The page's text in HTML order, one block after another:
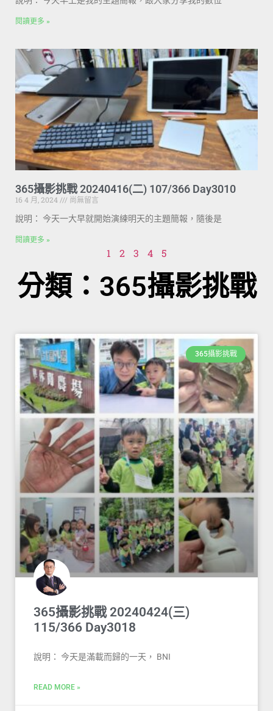
閱讀更多 »
365攝影挑戰 20240416(二) 107/366 Day3010
16 4 月, 2024
尚無留言
說明： 今天一大早就開始演練明天的主題簡報，隨後是
閱讀更多 »
1 2 3 4 5
分類：365攝影挑戰
365攝影挑戰
365攝影挑戰 20240424(三)
115/366 Day3018
說明： 今天是滿載而歸的一天， BNI
READ MORE »